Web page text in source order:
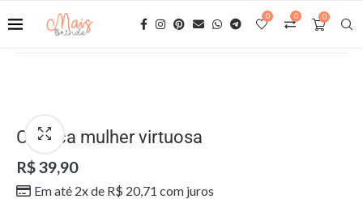
0
0
0
Caneca mulher virtuosa
R$ 39,90
Em até 2x de R$ 20,71 com juros